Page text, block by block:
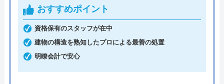
指定給水装置工事事業者（水道局指定工事店）で下
請けに依頼することなく自社でしっかりと教育や研
修を受けた有資格者のスタッフが対応してくれるの
で安心です。
また、見積もり時や施工後などにトラブルが起こっ
おすすめポイント
資格保有のスタッフが在中
建物の構造を熟知したプロによる最善の処置
明瞭会計で安心